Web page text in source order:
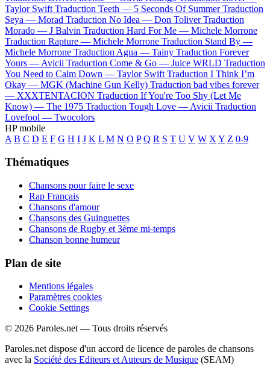
Taylor Swift Traduction Teeth — 5 Seconds Of Summer Traduction
Seya — Morad Traduction No Idea — Don Toliver Traduction
Morado — J Balvin Traduction Hard For Me — Michele Morrone
Traduction Rapture — Michele Morrone Traduction Stand By —
Michele Morrone Traduction Agua — Tainy Traduction Forever
Yours — Avicii Traduction Come & Go — Juice WRLD Traduction
You Need to Calm Down — Taylor Swift Traduction I Think I’m
Okay — MGK (Machine Gun Kelly) Traduction bad vibes forever
— XXXTENTACION Traduction If You're Too Shy (Let Me
Know) — The 1975 Traduction Tough Love — Avicii Traduction
Lovefool — Twocolors
HP mobile
A B C D E F G H I J K L M N O P Q R S T U V W X Y Z 0-9
Thématiques
Chansons pour faire le sexe
Rap Français
Chansons d'amour
Chansons des Guinguettes
Chansons de Rugby et 3ème mi-temps
Chanson bonne humeur
Plan de site
Mentions légales
Paramètres cookies
Cookie Settings
© 2026 Paroles.net — Tous droits réservés
Paroles.net dispose d'un accord de licence de paroles de chansons
avec la Société des Editeurs et Auteurs de Musique (SEAM)